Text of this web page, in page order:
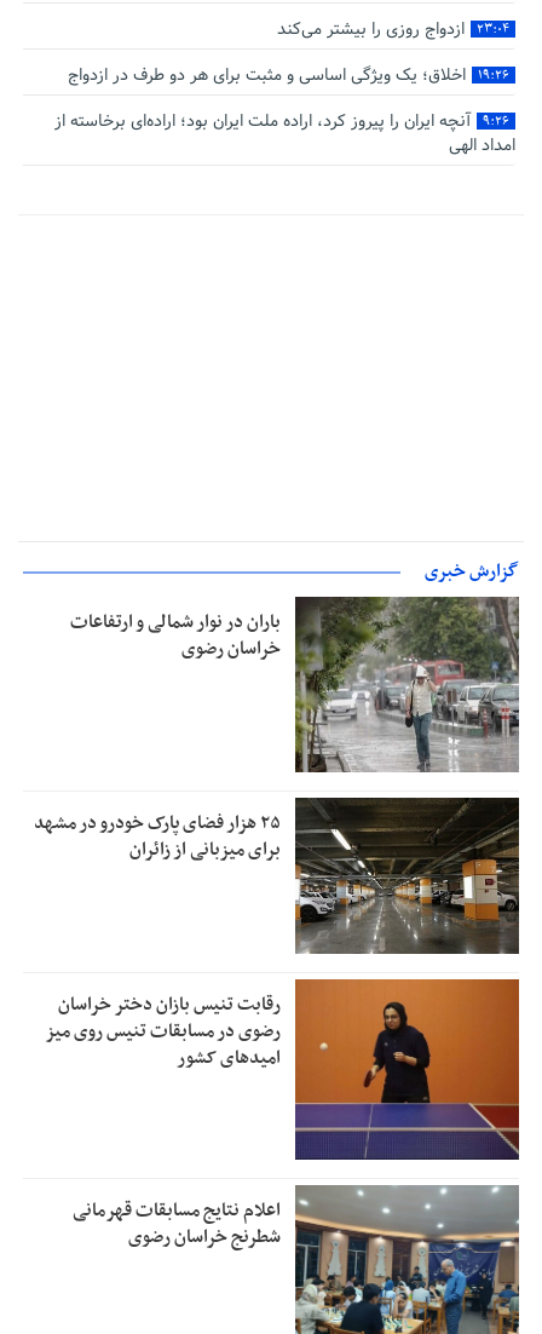
۲۳:۰۴ ازدواج روزی را بیشتر می‌کند
۱۹:۲۶ اخلاق؛ یک ویژگی اساسی و مثبت برای هر دو طرف در ازدواج
۹:۲۶
آنچه ایران را پیروز کرد، اراده ملت ایران بود؛ اراده‌ای برخاسته از
امداد الهی
گزارش خبری
باران در نوار شمالی و ارتفاعات
خراسان رضوی
۲۵ هزار فضای پارک خودرو در مشهد
برای میزبانی از زائران
رقابت تنیس بازان دختر خراسان
رضوی در مسابقات تنیس روی میز
امیدهای کشور
اعلام نتایج مسابقات قهرمانی
شطرنج خراسان رضوی